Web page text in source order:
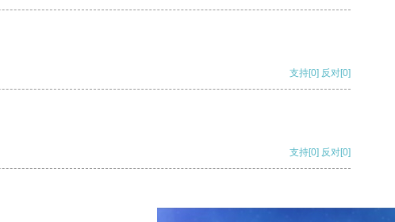
支持[0] 反对[0]
支持[0] 反对[0]